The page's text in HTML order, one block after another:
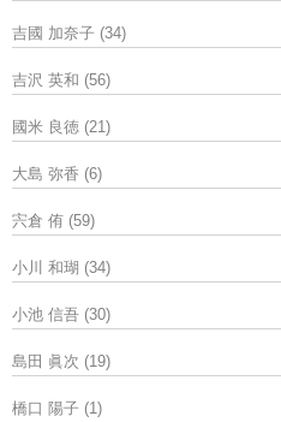
吉國 加奈子 (34)
吉沢 英和 (56)
國米 良徳 (21)
大島 弥香 (6)
宍倉 侑 (59)
小川 和瑚 (34)
小池 信吾 (30)
島田 眞次 (19)
橋口 陽子 (1)